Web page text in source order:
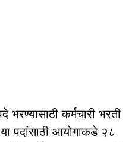
कर्मचारी भरती
पदांसाठी आयोगाकडे २८